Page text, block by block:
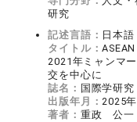
研究
記述言語： 日本語
タイトル：
2021年ミャンマ
交を中心に
誌名： 国際学研
出版年月：2025
著者： 重政 公一